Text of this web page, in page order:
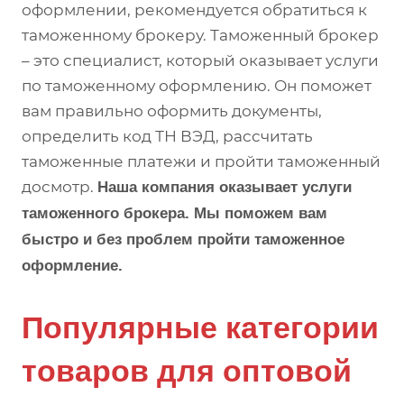
оформлении, рекомендуется обратиться к
таможенному брокеру. Таможенный брокер
– это специалист, который оказывает услуги
по таможенному оформлению. Он поможет
вам правильно оформить документы,
определить код ТН ВЭД, рассчитать
таможенные платежи и пройти таможенный
досмотр. Наша компания оказывает услуги
таможенного брокера. Мы поможем вам
быстро и без проблем пройти таможенное
оформление.
Популярные категории
товаров для оптовой